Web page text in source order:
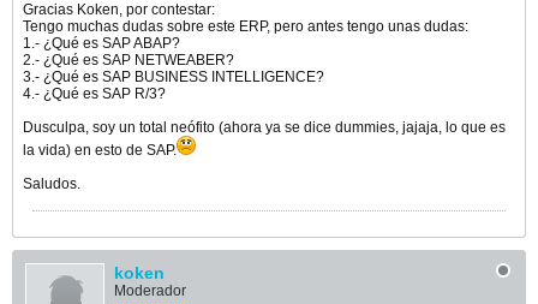
Gracias Koken, por contestar:
Tengo muchas dudas sobre este ERP, pero antes tengo unas dudas:
1.- ¿Qué es SAP ABAP?
2.- ¿Qué es SAP NETWEABER?
3.- ¿Qué es SAP BUSINESS INTELLIGENCE?
4.- ¿Qué es SAP R/3?
Dusculpa, soy un total neófito (ahora ya se dice dummies, jajaja, lo que es
la vida) en esto de SAP.
Saludos.
koken
Moderador